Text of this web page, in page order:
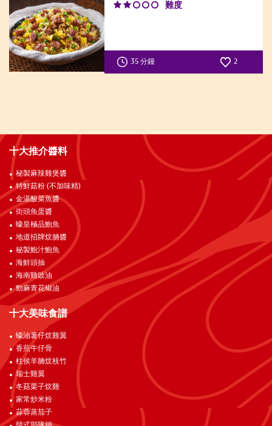
難度
35 分鐘 2
十大推介醬料
秘製麻辣雞煲醬
特鮮菇粉 (不加味精)
金湯酸菜魚醬
街頭魚蛋醬
蠔皇極品鮑魚
地道招牌炆腩醬
秘製鮑汁鮑魚
海鮮頭抽
海南雞豉油
勁麻青花椒油
十大美味食譜
蠔油薯仔炆雞翼
香煎牛仔骨
柱侯羊腩炆枝竹
瑞士雞翼
冬菇栗子炆雞
家常炒米粉
蒜蓉蒸茄子